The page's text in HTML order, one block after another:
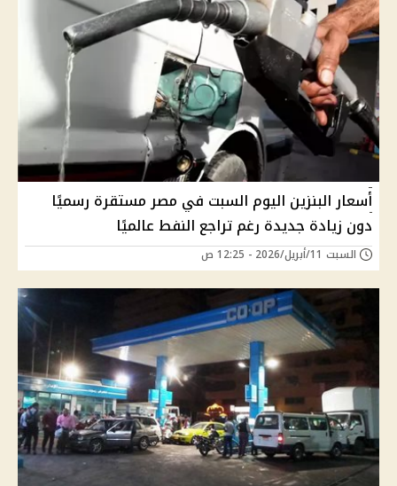
أسعار البنزين اليوم السبت في مصر مستقرة رسميًا
دون زيادة جديدة رغم تراجع النفط عالميًا
السبت 11/أبريل/2026 - 12:25 ص